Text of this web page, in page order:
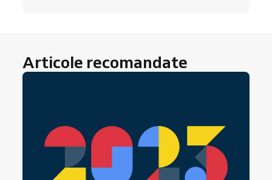
Articole recomandate